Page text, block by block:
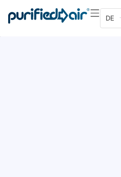
DE
Modular aufgebaut